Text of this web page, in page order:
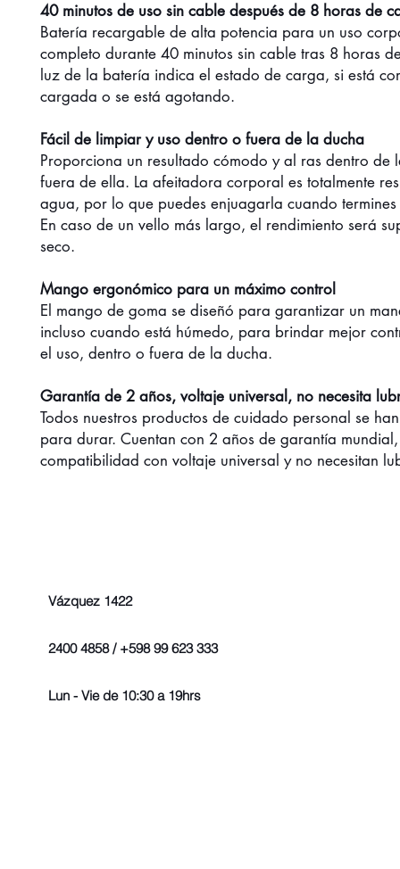
40 minutos de uso sin cable después de 8 horas de
Batería recargable de alta potencia para un uso
completo durante 40 minutos sin cable tras 8 horas
luz de la batería indica el estado de carga, si está
cargada o se está agotando.
Fácil de limpiar y uso dentro o fuera de la ducha
Proporciona un resultado cómodo y al ras dentro de
fuera de ella. La afeitadora corporal es totalmente
agua, por lo que puedes enjuagarla cuando
En caso de un vello más largo, el rendimiento será
seco.
Mango ergonómico para un máximo control
El mango de goma se diseñó para garantizar un
incluso cuando está húmedo, para brindar mejor
el uso, dentro o fuera de la ducha.
Garantía de 2 años, voltaje universal, no necesita
Todos nuestros productos de cuidado personal se
para durar. Cuentan con 2 años de garantía mundial,
compatibilidad con voltaje universal y no necesitan
Vázquez 1422
2400 4858 / +598 99 623 333
Lun - Vie de 10:30 a 19hrs